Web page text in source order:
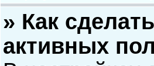
» Как
активных